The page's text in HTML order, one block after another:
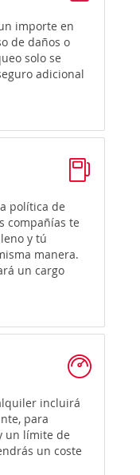
importe en
de daños o
solo se
adicional
política de
compañías te
y tú
manera.
un cargo
incluirá
para
un límite de
un coste